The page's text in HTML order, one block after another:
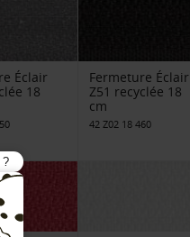
Éclair
18
Fermeture Éclair
Z51 recyclée 18
cm
42 Z02 18 460